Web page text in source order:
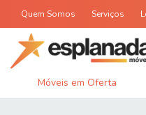
Quem Somos Serviços
Móveis em Oferta